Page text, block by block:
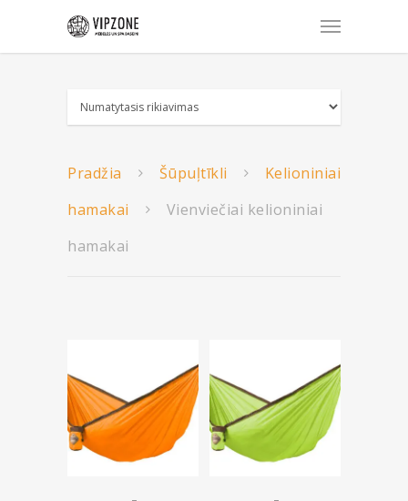
Pradžia Šūpuļtīkli
Kelioniniai
hamakai
Vienviečiai kelioniniai
hamakai